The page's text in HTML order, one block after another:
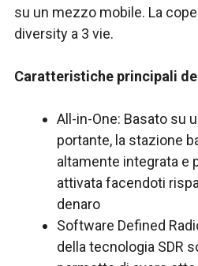
su un mezzo mobile. La
diversity a 3 vie.
Caratteristiche principali
All-in-One: Basato su
portante, la stazione
altamente integrata e
attivata facendoti
denaro
Software Defined
della tecnologia SDR